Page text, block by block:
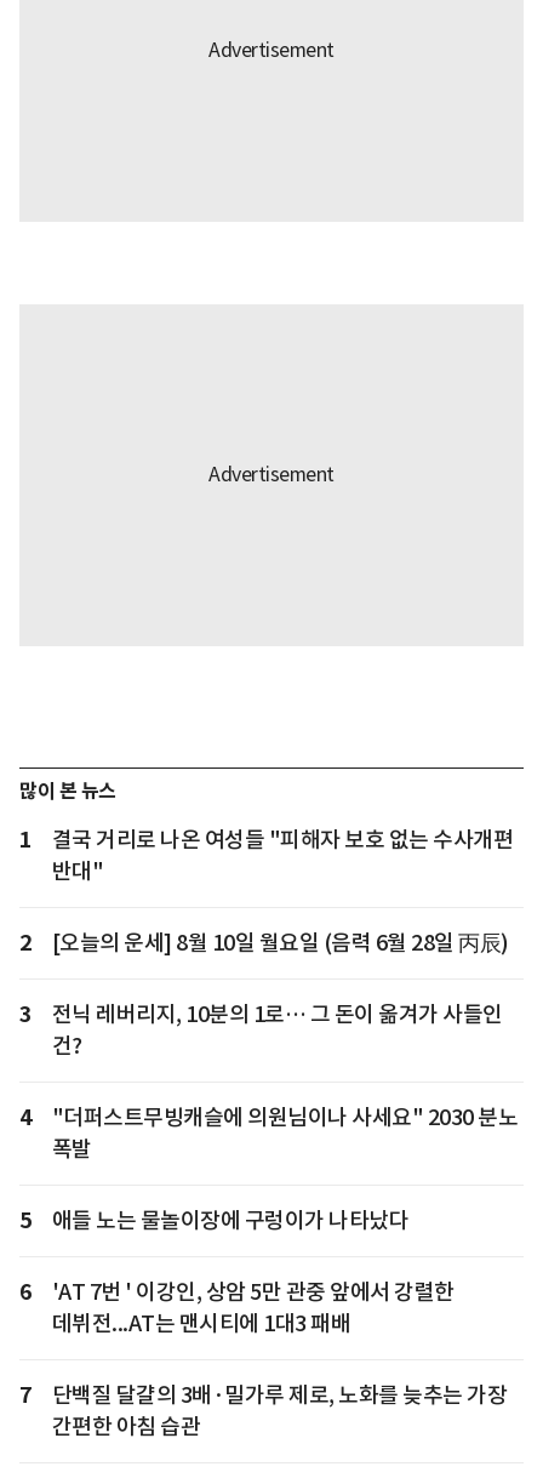
많이 본 뉴스
1
결국 거리로 나온 여성들 "피해자 보호 없는 수사개편
반대"
2 [오늘의 운세] 8월 10일 월요일 (음력 6월 28일 丙辰)
3
전닉 레버리지, 10분의 1로… 그 돈이 옮겨가 사들인
건?
4
"더퍼스트무빙캐슬에 의원님이나 사세요" 2030 분노
폭발
5 애들 노는 물놀이장에 구렁이가 나타났다
6
'AT 7번 ' 이강인, 상암 5만 관중 앞에서 강렬한
데뷔전...AT는 맨시티에 1대3 패배
7
단백질 달걀의 3배·밀가루 제로, 노화를 늦추는 가장
간편한 아침 습관